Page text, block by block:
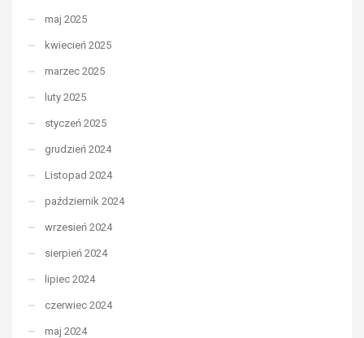
maj 2025
kwiecień 2025
marzec 2025
luty 2025
styczeń 2025
grudzień 2024
Listopad 2024
październik 2024
wrzesień 2024
sierpień 2024
lipiec 2024
czerwiec 2024
maj 2024